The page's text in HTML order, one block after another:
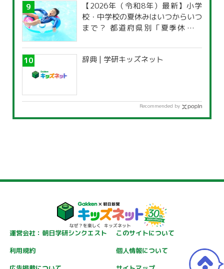
【2026年（令和8年）最新】小学
校・中学校の夏休みはいつからいつ
まで？ 都道府県別「夏季休暇一
辞典 | 学研キッズネット
Recommended by
運営会社：朝日学研シンクエスト
このサイトについて
利用規約
個人情報について